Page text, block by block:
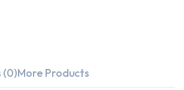
(0)More Products